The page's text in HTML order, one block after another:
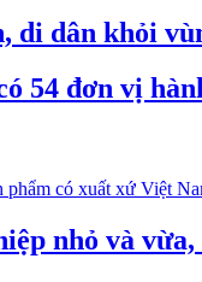
di dân khỏi
54 đơn vị
nhỏ và